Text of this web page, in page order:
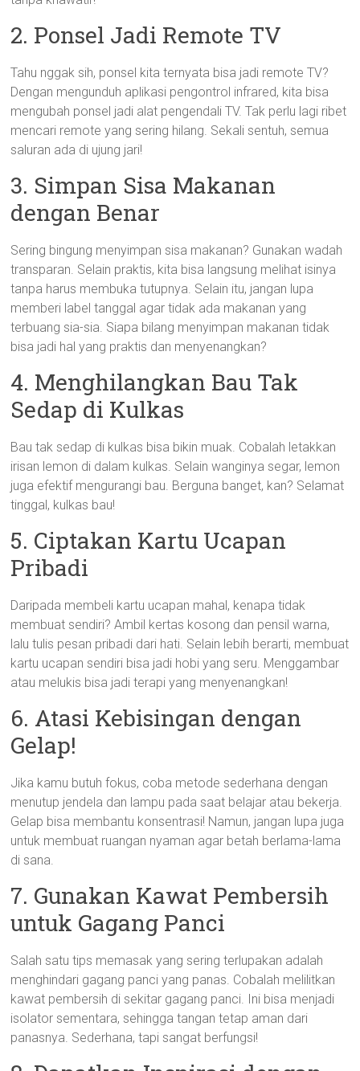
2. Ponsel Jadi Remote TV
Tahu nggak sih, ponsel kita ternyata bisa jadi remote TV?
Dengan mengunduh aplikasi pengontrol infrared, kita bisa
mengubah ponsel jadi alat pengendali TV. Tak perlu lagi ribet
mencari remote yang sering hilang. Sekali sentuh, semua
saluran ada di ujung jari!
3. Simpan Sisa Makanan
dengan Benar
Sering bingung menyimpan sisa makanan? Gunakan wadah
transparan. Selain praktis, kita bisa langsung melihat isinya
tanpa harus membuka tutupnya. Selain itu, jangan lupa
memberi label tanggal agar tidak ada makanan yang
terbuang sia-sia. Siapa bilang menyimpan makanan tidak
bisa jadi hal yang praktis dan menyenangkan?
4. Menghilangkan Bau Tak
Sedap di Kulkas
Bau tak sedap di kulkas bisa bikin muak. Cobalah letakkan
irisan lemon di dalam kulkas. Selain wanginya segar, lemon
juga efektif mengurangi bau. Berguna banget, kan? Selamat
tinggal, kulkas bau!
5. Ciptakan Kartu Ucapan
Pribadi
Daripada membeli kartu ucapan mahal, kenapa tidak
membuat sendiri? Ambil kertas kosong dan pensil warna,
lalu tulis pesan pribadi dari hati. Selain lebih berarti, membuat
kartu ucapan sendiri bisa jadi hobi yang seru. Menggambar
atau melukis bisa jadi terapi yang menyenangkan!
6. Atasi Kebisingan dengan
Gelap!
Jika kamu butuh fokus, coba metode sederhana dengan
menutup jendela dan lampu pada saat belajar atau bekerja.
Gelap bisa membantu konsentrasi! Namun, jangan lupa juga
untuk membuat ruangan nyaman agar betah berlama-lama
di sana.
7. Gunakan Kawat Pembersih
untuk Gagang Panci
Salah satu tips memasak yang sering terlupakan adalah
menghindari gagang panci yang panas. Cobalah melilitkan
kawat pembersih di sekitar gagang panci. Ini bisa menjadi
isolator sementara, sehingga tangan tetap aman dari
panasnya. Sederhana, tapi sangat berfungsi!